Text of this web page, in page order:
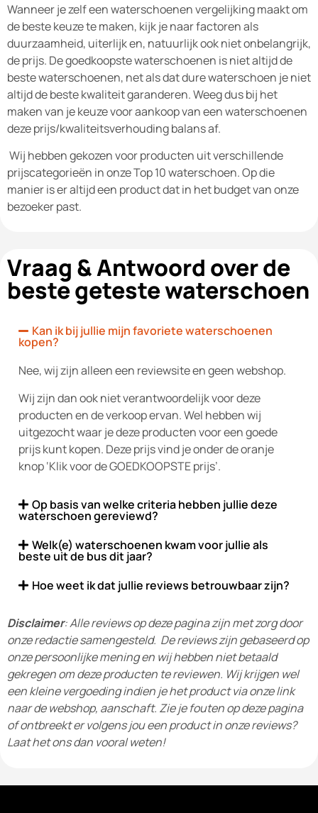
Wanneer je zelf een waterschoenen vergelijking maakt om
de beste keuze te maken, kijk je naar factoren als
duurzaamheid, uiterlijk en, natuurlijk ook niet onbelangrijk,
de prijs. De goedkoopste waterschoenen is niet altijd de
beste waterschoenen, net als dat dure waterschoen je niet
altijd de beste kwaliteit garanderen. Weeg dus bij het
maken van je keuze voor aankoop van een waterschoenen
deze prijs/kwaliteitsverhouding balans af.
Wij hebben gekozen voor producten uit verschillende
prijscategorieën in onze Top 10 waterschoen. Op die
manier is er altijd een product dat in het budget van onze
bezoeker past.
Vraag & Antwoord over de
beste geteste waterschoen
Kan ik bij jullie mijn favoriete waterschoenen
kopen?
Nee, wij zijn alleen een reviewsite en geen webshop.
Wij zijn dan ook niet verantwoordelijk voor deze
producten en de verkoop ervan. Wel hebben wij
uitgezocht waar je deze producten voor een goede
prijs kunt kopen. Deze prijs vind je onder de oranje
knop ‘Klik voor de GOEDKOOPSTE prijs’.
Op basis van welke criteria hebben jullie deze
waterschoen gereviewd?
Welk(e) waterschoenen kwam voor jullie als
beste uit de bus dit jaar?
Hoe weet ik dat jullie reviews betrouwbaar zijn?
Disclaimer: Alle reviews op deze pagina zijn met zorg door
onze redactie samengesteld. De reviews zijn gebaseerd op
onze persoonlijke mening en wij hebben niet betaald
gekregen om deze producten te reviewen. Wij krijgen wel
een kleine vergoeding indien je het product via onze link
naar de webshop, aanschaft. Zie je fouten op deze pagina
of ontbreekt er volgens jou een product in onze reviews?
Laat het ons dan vooral weten!